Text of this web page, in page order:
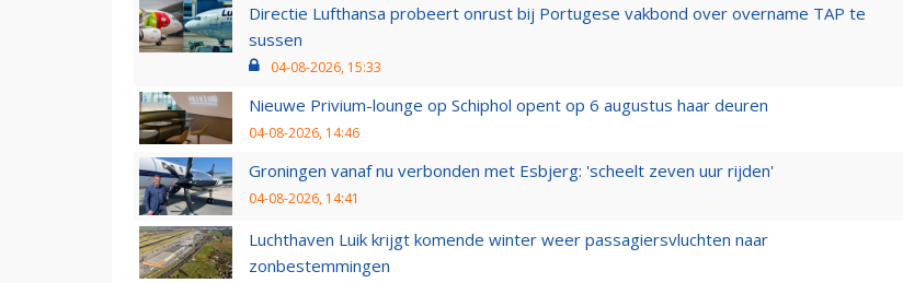
Directie Lufthansa probeert onrust bij Portugese vakbond over overname TAP te
sussen
04-08-2026, 15:33
Nieuwe Privium-lounge op Schiphol opent op 6 augustus haar deuren
04-08-2026, 14:46
Groningen vanaf nu verbonden met Esbjerg: 'scheelt zeven uur rijden'
04-08-2026, 14:41
Luchthaven Luik krijgt komende winter weer passagiersvluchten naar
zonbestemmingen